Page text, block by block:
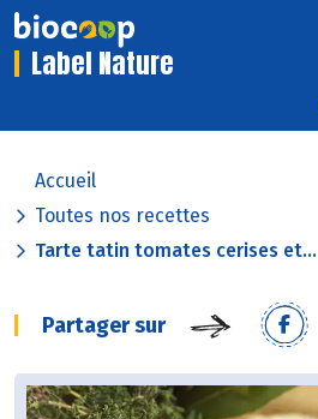
Label Nature
Accueil
Toutes nos recettes
Tarte tatin tomates cerises et...
Partager sur